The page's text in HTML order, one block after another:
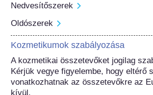
Nedvesítőszerek
Oldószerek
Kozmetikumok szabályozása
A kozmetikai összetevőket jogilag
Kérjük vegye figyelembe, hogy eltérő
vonatkozhatnak az összetevőkre az
kívül.